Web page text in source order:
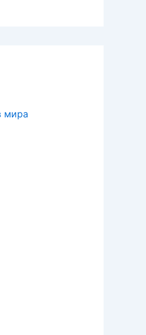
мира